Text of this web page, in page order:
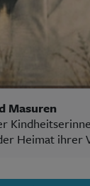
Masuren
Heimat ihrer